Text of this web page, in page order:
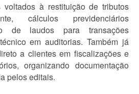
voltados à restituição de tributos
cálculos previdenciários
de laudos para transações
em auditorias. Também já
a clientes em fiscalizações e
organizando documentação
pelos editais.